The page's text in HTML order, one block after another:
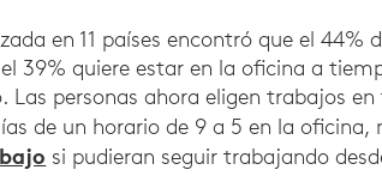
en 11 países encontró que el 44%
39% quiere estar en la oficina a
personas ahora eligen trabajos
de un horario de 9 a 5 en la oficina,
si pudieran seguir trabajando